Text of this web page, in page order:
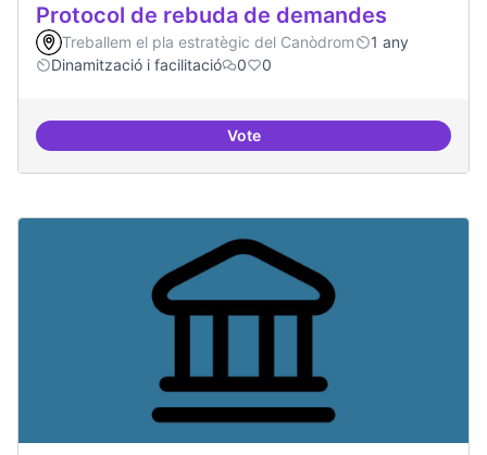
Protocol de rebuda de demandes
Treballem el pla estratègic del Canòdrom
1 any
Dinamització i facilitació
0 0
VoteProtocol de rebuda de demandes